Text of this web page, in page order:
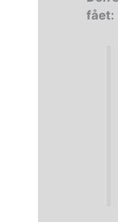
fået: